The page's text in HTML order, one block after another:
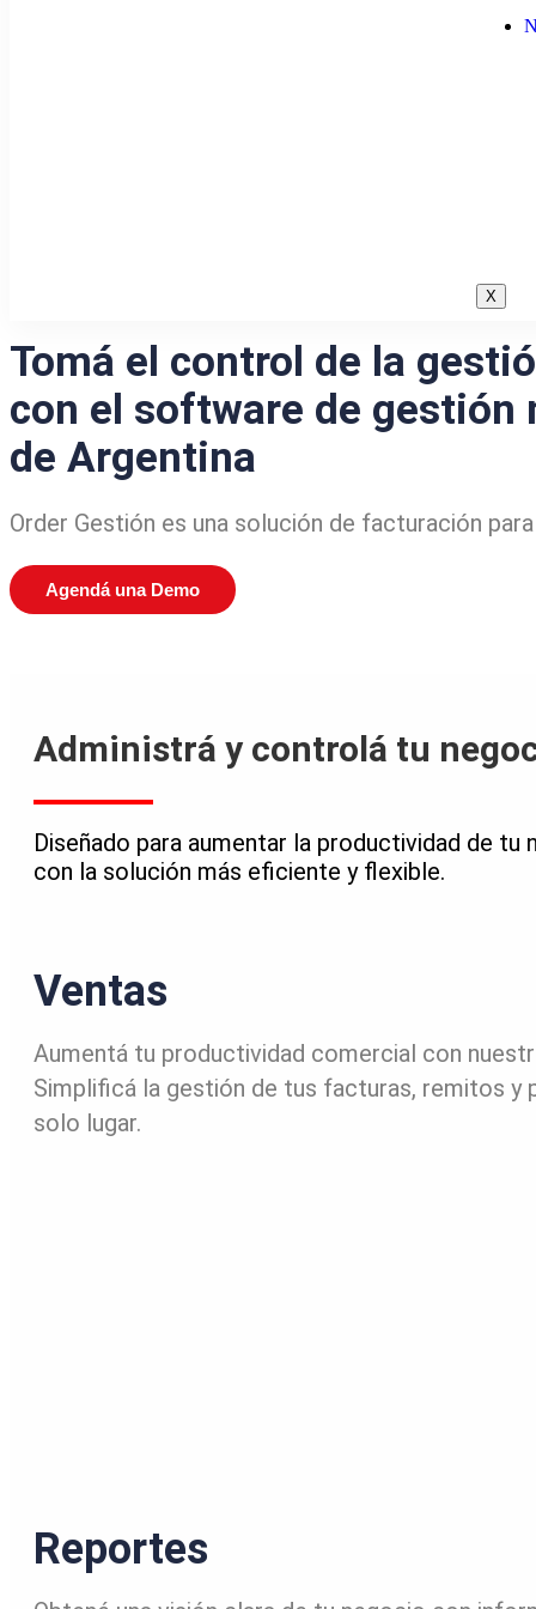
X
Tomá el control de la
con el software de gestión
de Argentina
Order Gestión es una solución de facturación
Agendá una Demo
Administrá y controlá tu
Diseñado para aumentar la productividad de
con la solución más eficiente y flexible.
Ventas
Aumentá tu productividad comercial con
Simplificá la gestión de tus facturas, remitos y
solo lugar.
Reportes